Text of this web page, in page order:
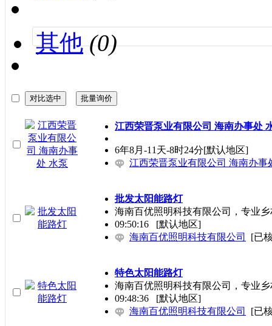
其他 (0)
江西荣晋泵业有限公司 海南办事处
6年8月-11天-8时24分[默认地区]
江西荣晋泵业有限公司 海南办事
批发太阳能路灯
海南百优照明科技有限公司，专业
09:50:16
[默认地区]
海南百优照明科技有限公司
[已
特色太阳能路灯
海南百优照明科技有限公司，专业
09:48:36
[默认地区]
海南百优照明科技有限公司
[已